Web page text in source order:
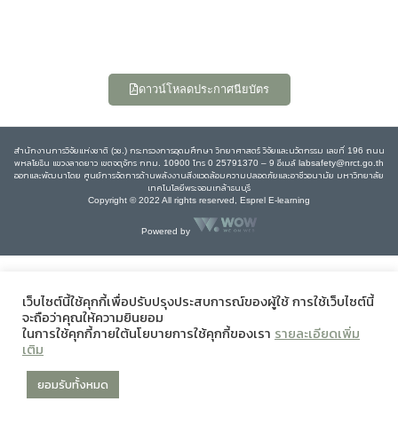
ดาวน์โหลดประกาศนียบัตร
สำนักงานการวิจัยแห่งชาติ (วช.) กระทรวงการอุดมศึกษา วิทยาศาสตร์ วิจัยและนวัตกรรม เลขที่ 196 ถนน
พหลโยธิน แขวงลาดยาว เขตจตุจักร กทม. 10900 โทร 0 25791370 – 9 อีเมล์ labsafety@nrct.go.th
ออกและพัฒนาโดย ศูนย์การจัดการด้านพลังงานสิ่งแวดล้อมความปลอดภัยและอาชีวอนามัย มหาวิทยาลัย
เทคโนโลยีพระจอมเกล้าธนบุรี
Copyright © 2022 All rights reserved, Esprel E-learning
Powered by
เว็บไซต์นี้ใช้คุกกี้เพื่อปรับปรุงประสบการณ์ของผู้ใช้ การใช้เว็บไซต์นี้
จะถือว่าคุณให้ความยินยอม
ในการใช้คุกกี้ภายใต้นโยบายการใช้คุกกี้ของเรา รายละเอียดเพิ่ม
เติม
ยอมรับทั้งหมด